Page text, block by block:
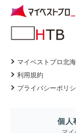
マイベストプロ北
利用規約
プライバシーポリ
個人